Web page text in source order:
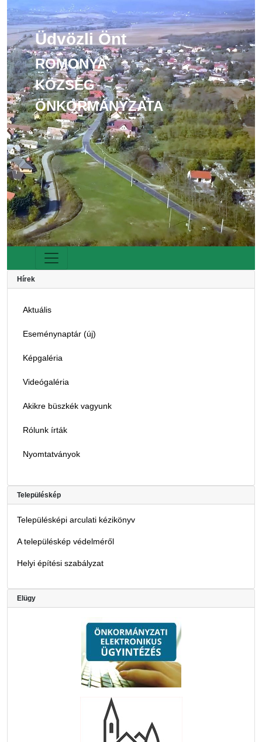
Üdvözli Önt
ROMONYA
KÖZSÉG
ÖNKORMÁNYZATA
Hírek
Aktuális
Eseménynaptár (új)
Képgaléria
Videógaléria
Akikre büszkék vagyunk
Rólunk írták
Nyomtatványok
Településkép
Településképi arculati kézikönyv
A településkép védelméről
Helyi építési szabályzat
Elügy